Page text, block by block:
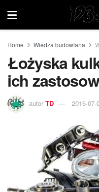
Home Wiedza budowlana
Łożyska
ich
autor TD 2016-07-